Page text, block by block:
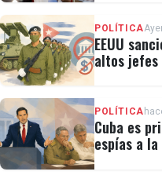
sociales, que “nada ni
electoral.
🚨 ATENCIÓN: A
marzo, y tras cerca
proceso postulación
POLÍTICA
EEUU
altos
POLÍTICA
Cuba es
espías a